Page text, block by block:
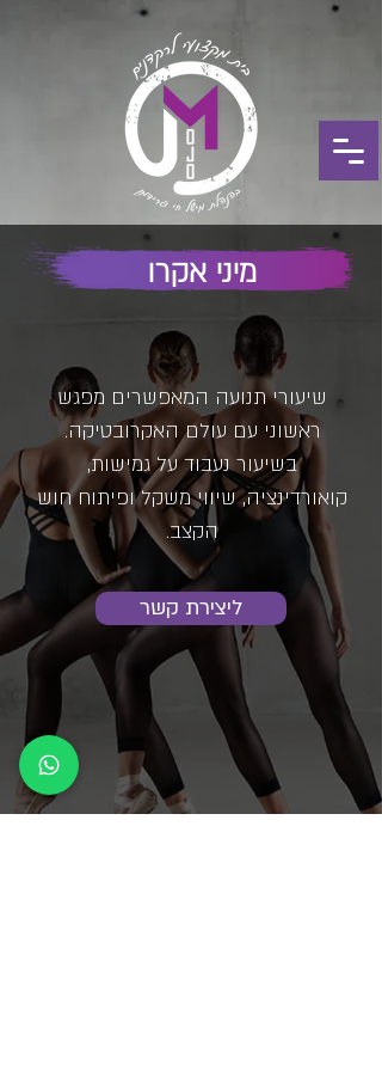
מיני אקרו
שיעורי תנועה המאפשרים מפגש
ראשוני עם עולם האקרובטיקה.
בשיעור נעבוד על גמישות,
קואורדינציה, שיווי משקל ופיתוח חוש
הקצב.
ליצירת קשר